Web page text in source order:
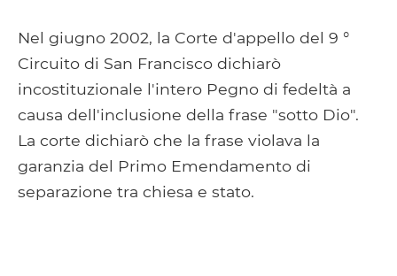
Nel giugno 2002, la Corte d'appello del 9 °
Circuito di San Francisco dichiarò
incostituzionale l'intero Pegno di fedeltà a
causa dell'inclusione della frase "sotto Dio".
La corte dichiarò che la frase violava la
garanzia del Primo Emendamento di
separazione tra chiesa e stato.